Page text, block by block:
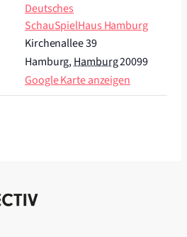
Deutsches
SchauSpielHaus Hamburg
Kirchenallee 39
Hamburg,Hamburg20099
Google Karte anzeigen